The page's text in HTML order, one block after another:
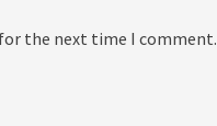
the next time I comment.